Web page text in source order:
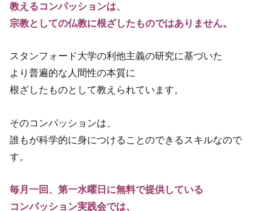
教えるコンパッションは、
宗教としての仏教に根ざしたものではありません。
スタンフォード大学の利他主義の研究に基づいた
より普遍的な人間性の本質に
根ざしたものとして教えられています。
そのコンパッションは、
誰もが科学的に身につけることのできるスキルなので
す。
毎月一回、第一水曜日に無料で提供している
コンパッション実践会では、